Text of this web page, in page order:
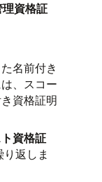
理資格証
名前付き
、スコー
資格証明
ト資格証
返しま